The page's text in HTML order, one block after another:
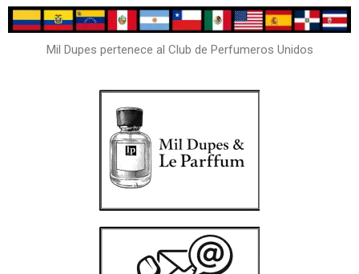
Mil Dupes pertenece al Club de Perfumeros Unidos